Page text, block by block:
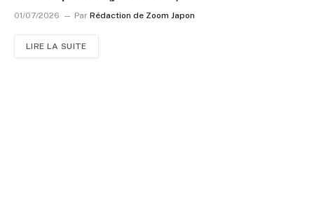
01/07/2026 Par Rédaction de Zoom Japon
LIRE LA SUITE